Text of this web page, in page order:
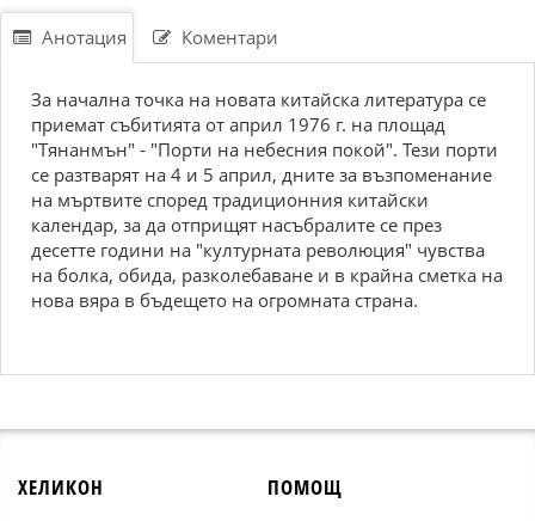
Анотация Коментари
За начална точка на новата китайска литература се
приемат събитията от април 1976 г. на площад
"Тянанмън" - "Порти на небесния покой". Тези порти
се разтварят на 4 и 5 април, дните за възпоменание
на мъртвите според традиционния китайски
календар, за да отприщят насъбралите се през
десетте години на "културната революция" чувства
на болка, обида, разколебаване и в крайна сметка на
нова вяра в бъдещето на огромната страна.
ХЕЛИКОН ПОМОЩ